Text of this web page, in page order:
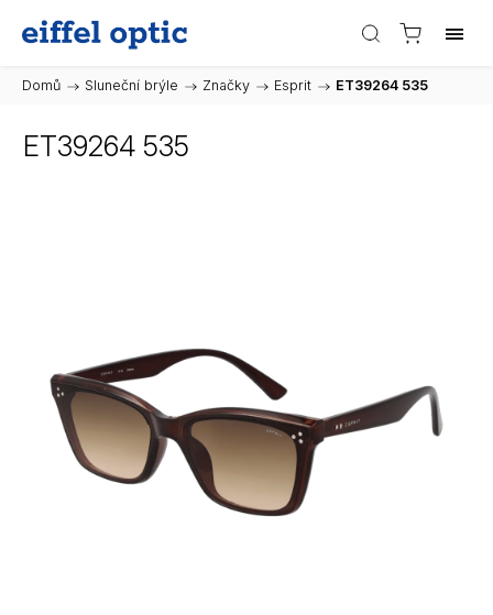
Domů / Sluneční brýle / Značky / Esprit / ET39264 535
ET39264 535